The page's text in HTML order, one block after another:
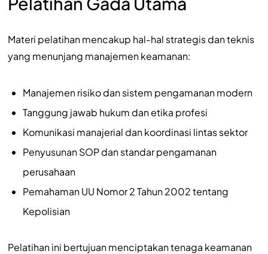
Materi pelatihan mencakup hal-hal strategis dan teknis
yang menunjang manajemen keamanan:
Manajemen risiko dan sistem pengamanan modern
Tanggung jawab hukum dan etika profesi
Komunikasi manajerial dan koordinasi lintas sektor
Penyusunan SOP dan standar pengamanan
perusahaan
Pemahaman UU Nomor 2 Tahun 2002 tentang
Kepolisian
Pelatihan ini bertujuan menciptakan tenaga keamanan